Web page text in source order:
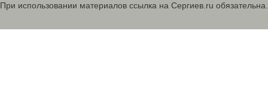
При использовании материалов ссылка на Сергиев.ru обязательна.